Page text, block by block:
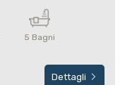
5 Bagni
Dettagli